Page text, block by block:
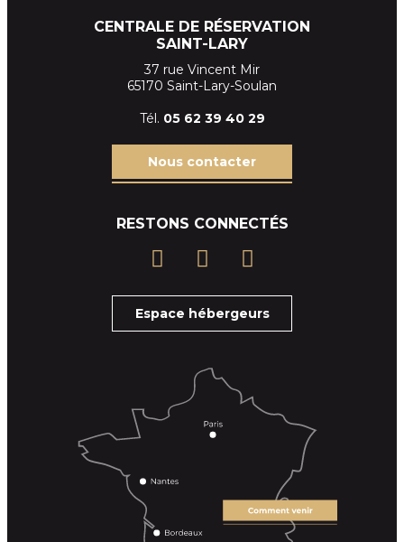
CENTRALE DE RÉSERVATION
SAINT-LARY
37 rue Vincent Mir
65170 Saint-Lary-Soulan
Tél. 05 62 39 40 29
Nous contacter
RESTONS CONNECTÉS
Espace hébergeurs